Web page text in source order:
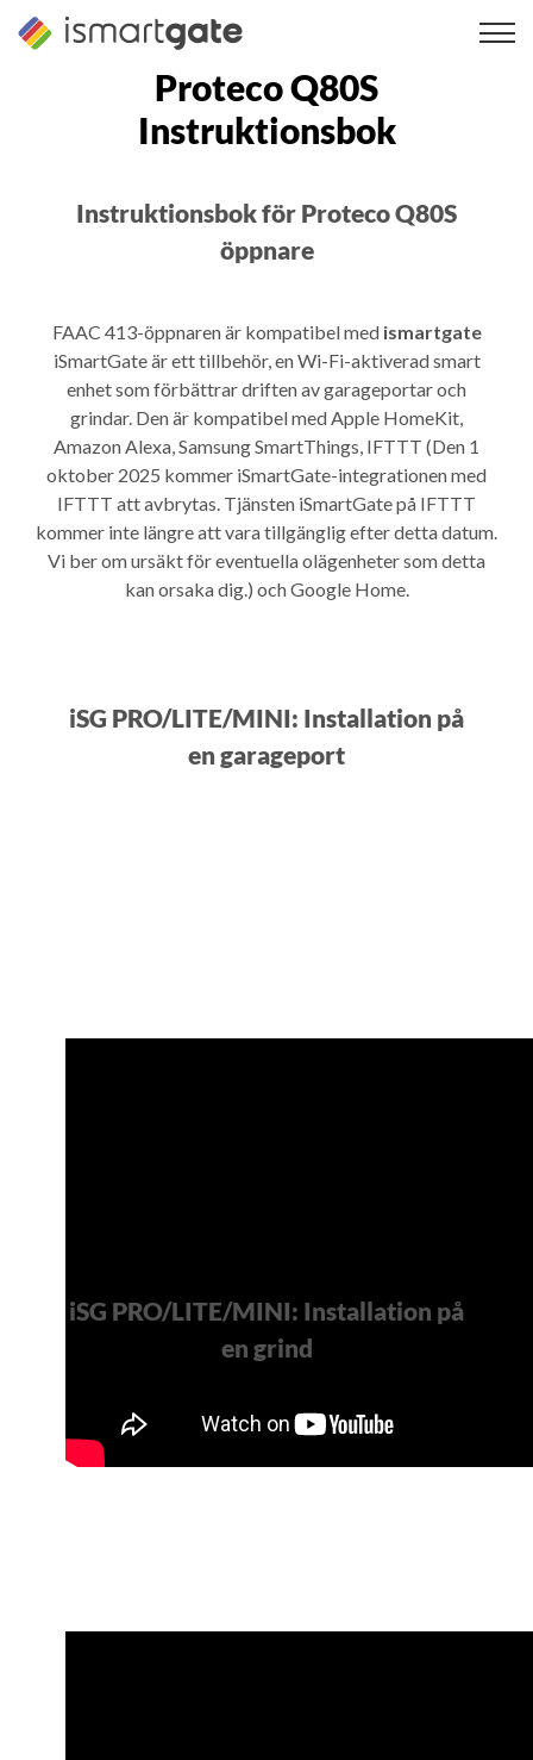
Hoppa
till
Proteco Q80S
Instruktionsbok
Instruktionsbok för Proteco Q80S
öppnare
FAAC 413-öppnaren är kompatibel med ismartgate
iSmartGate är ett tillbehör, en Wi-Fi-aktiverad smart
enhet som förbättrar driften av garageportar och
grindar. Den är kompatibel med Apple HomeKit,
Amazon Alexa, Samsung SmartThings, IFTTT (Den 1
oktober 2025 kommer iSmartGate-integrationen med
IFTTT att avbrytas. Tjänsten iSmartGate på IFTTT
kommer inte längre att vara tillgänglig efter detta datum.
Vi ber om ursäkt för eventuella olägenheter som detta
kan orsaka dig.) och Google Home.
iSG PRO/LITE/MINI: Installation på
en garageport
iSG PRO/LITE/MINI: Installation på
en grind